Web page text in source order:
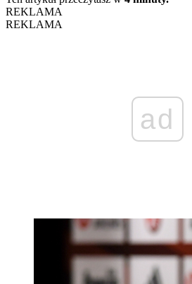
REKLAMA
REKLAMA
ad